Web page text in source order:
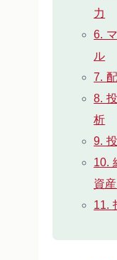
力
6.
ル
7.
8.
析
9.
10.
資
11.